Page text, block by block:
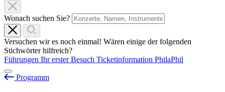
Wonach suchen Sie?
Versuchen wir es noch einmal! Wären einige der folgenden
Stichwörter hilfreich?
Führungen Ihr erster Besuch Ticketinformation PhilaPhil
Programm